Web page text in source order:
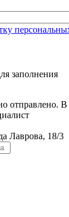
заполнения
отправлено.
Лаврова, 18/3